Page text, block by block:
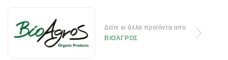
Δείτε κι άλλα προϊόντα απο
ΒΙΟΑΓΡΟΣ